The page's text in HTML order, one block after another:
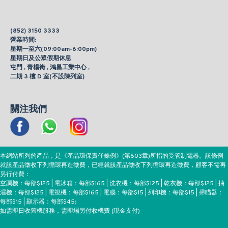
(852) 3150 3333
營業時間:
星期一至六(09:00am-6:00pm)
星期日及公眾假期休息
屯門 , 青楊街 , 鴻昌工業中心 ,
二期 3 樓 D 室(不設陳列室)
關注我們
本網站所列的產品，是《產品環保責任條例》(第603章)所指的受管制電器。該條例
就該產品徵收下列循環再造徵費，已經就該產品徵收下列循環再造徵費，顧客不需再
另行付費：
空調機：每部$125 | 電冰箱：每部$165 | 洗衣機：每部$125 | 乾衣機：每部$125 | 抽
濕機：每部$125 | 電視機：每部$165 | 電腦：每部$15 | 列印機：每部$15 | 掃瞄器：
每部$15 | 顯示器：每部$45;
如需即日收舊機服務，需即場另付收機費 (現金支付)